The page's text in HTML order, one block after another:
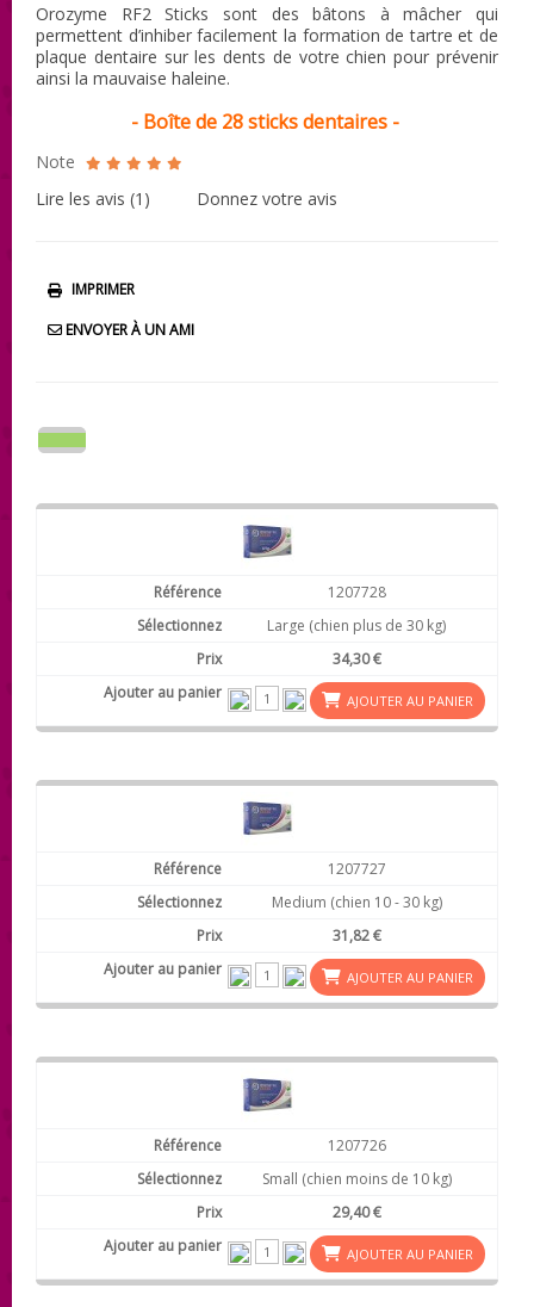
Orozyme RF2 Sticks sont des bâtons à mâcher qui
permettent d’inhiber facilement la formation de tartre et de
plaque dentaire sur les dents de votre chien pour prévenir
ainsi la mauvaise haleine.
- Boîte de 28 sticks dentaires -
Note
Lire les avis (1 ) Donnez votre avis
IMPRIMER
ENVOYER À UN AMI
1207728
Large (chien plus de 30 kg)
34,30 €
AJOUTER AU PANIER
1207727
Medium (chien 10 - 30 kg)
31,82 €
AJOUTER AU PANIER
1207726
Small (chien moins de 10 kg)
29,40 €
AJOUTER AU PANIER